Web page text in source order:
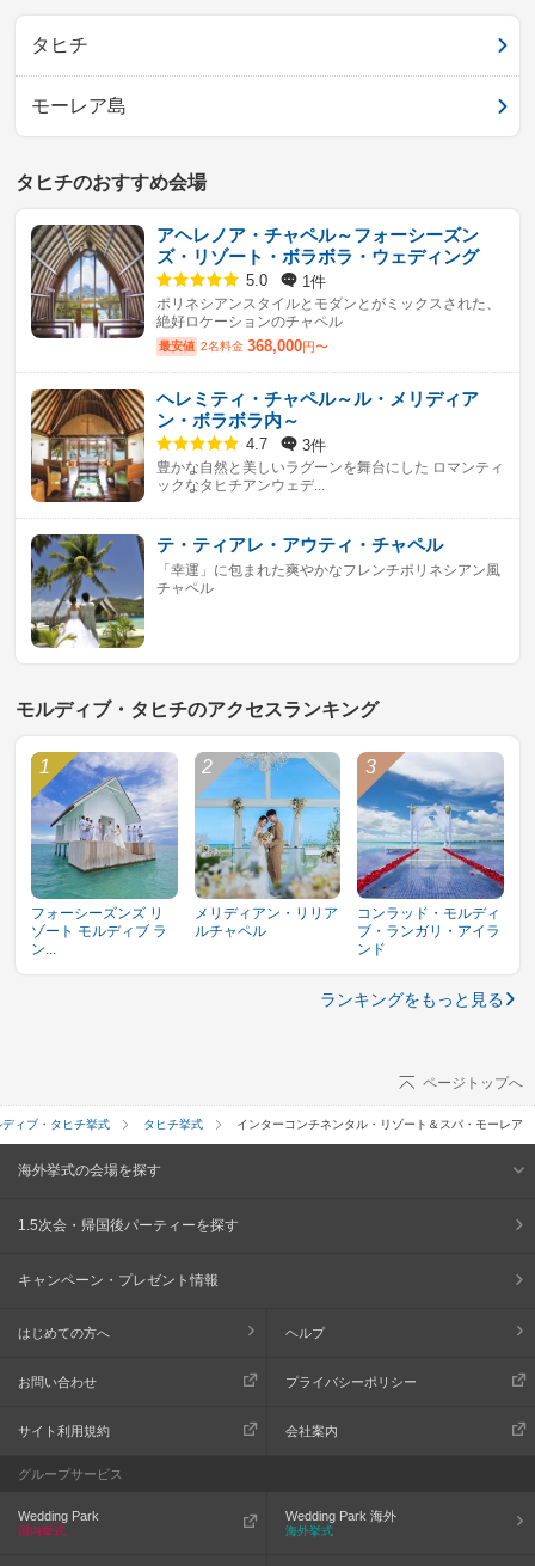
タヒチ
モーレア島
タヒチのおすすめ会場
アヘレノア・チャペル～フォーシーズン
ズ・リゾート・ボラボラ・ウェディング
5.0 1件
ポリネシアンスタイルとモダンとがミックスされた、
絶好ロケーションのチャペル
最安値 2名料金 368,000円〜
ヘレミティ・チャペル～ル・メリディア
ン・ボラボラ内～
4.7 3件
豊かな自然と美しいラグーンを舞台にした ロマンティ
ックなタヒチアンウェデ...
テ・ティアレ・アウティ・チャペル
「幸運」に包まれた爽やかなフレンチポリネシアン風
チャペル
モルディブ・タヒチのアクセスランキング
フォーシーズンズ リ
ゾート モルディブ ラ
ン...
メリディアン・リリア
ルチャペル
コンラッド・モルディ
ブ・ランガリ・アイラ
ンド
ランキングをもっと見る
ページトップへ
ディブ・タヒチ挙式 タヒチ挙式 インターコンチネンタル・リゾート＆スパ・モーレア
海外挙式の会場を探す
1.5次会・帰国後パーティーを探す
キャンペーン・プレゼント情報
はじめての方へ ヘルプ
お問い合わせ プライバシーポリシー
サイト利用規約 会社案内
グループサービス
Wedding Park
国内挙式
Wedding Park 海外
海外挙式